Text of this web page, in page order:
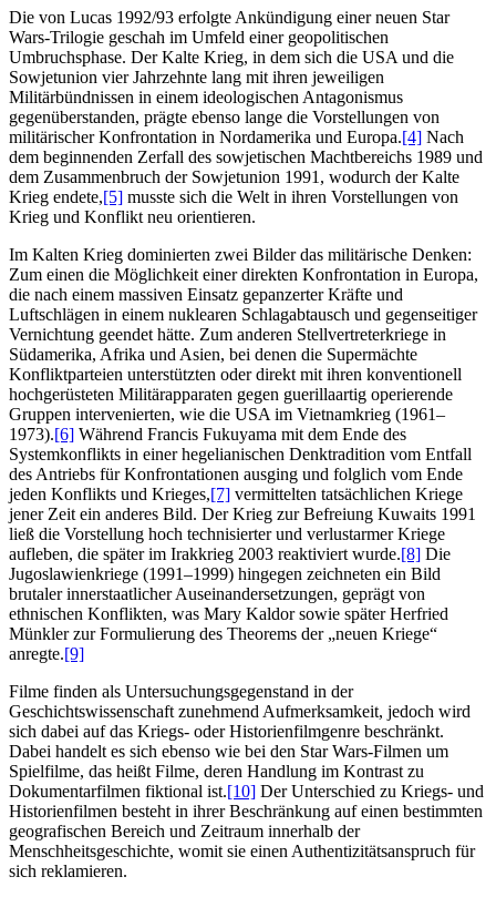
Die von Lucas 1992/93 erfolgte Ankündigung einer neuen Star
Wars-Trilogie geschah im Umfeld einer geopolitischen
Umbruchsphase. Der Kalte Krieg, in dem sich die USA und die
Sowjetunion vier Jahrzehnte lang mit ihren jeweiligen
Militärbündnissen in einem ideologischen Antagonismus
gegenüberstanden, prägte ebenso lange die Vorstellungen von
militärischer Konfrontation in Nordamerika und Europa.[4] Nach
dem beginnenden Zerfall des sowjetischen Machtbereichs 1989 und
dem Zusammenbruch der Sowjetunion 1991, wodurch der Kalte
Krieg endete,[5] musste sich die Welt in ihren Vorstellungen von
Krieg und Konflikt neu orientieren.
Im Kalten Krieg dominierten zwei Bilder das militärische Denken:
Zum einen die Möglichkeit einer direkten Konfrontation in Europa,
die nach einem massiven Einsatz gepanzerter Kräfte und
Luftschlägen in einem nuklearen Schlagabtausch und gegenseitiger
Vernichtung geendet hätte. Zum anderen Stellvertreterkriege in
Südamerika, Afrika und Asien, bei denen die Supermächte
Konfliktparteien unterstützten oder direkt mit ihren konventionell
hochgerüsteten Militärapparaten gegen guerillaartig operierende
Gruppen intervenierten, wie die USA im Vietnamkrieg (1961–
1973).[6] Während Francis Fukuyama mit dem Ende des
Systemkonflikts in einer hegelianischen Denktradition vom Entfall
des Antriebs für Konfrontationen ausging und folglich vom Ende
jeden Konflikts und Krieges,[7] vermittelten tatsächlichen Kriege
jener Zeit ein anderes Bild. Der Krieg zur Befreiung Kuwaits 1991
ließ die Vorstellung hoch technisierter und verlustarmer Kriege
aufleben, die später im Irakkrieg 2003 reaktiviert wurde.[8] Die
Jugoslawienkriege (1991–1999) hingegen zeichneten ein Bild
brutaler innerstaatlicher Auseinandersetzungen, geprägt von
ethnischen Konflikten, was Mary Kaldor sowie später Herfried
Münkler zur Formulierung des Theorems der „neuen Kriege“
anregte.[9]
Filme finden als Untersuchungsgegenstand in der
Geschichtswissenschaft zunehmend Aufmerksamkeit, jedoch wird
sich dabei auf das Kriegs- oder Historienfilmgenre beschränkt.
Dabei handelt es sich ebenso wie bei den Star Wars-Filmen um
Spielfilme, das heißt Filme, deren Handlung im Kontrast zu
Dokumentarfilmen fiktional ist.[10] Der Unterschied zu Kriegs- und
Historienfilmen besteht in ihrer Beschränkung auf einen bestimmten
geografischen Bereich und Zeitraum innerhalb der
Menschheitsgeschichte, womit sie einen Authentizitätsanspruch für
sich reklamieren.